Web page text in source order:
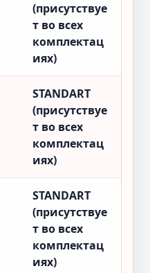
(присутствуе
т во всех
комплектац
иях)
STANDART
(присутствуе
т во всех
комплектац
иях)
STANDART
(присутствуе
т во всех
комплектац
иях)